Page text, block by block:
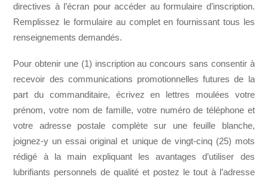
directives à l’écran pour accéder au formulaire d’inscription.
Remplissez le formulaire au complet en fournissant tous les
renseignements demandés.
Pour obtenir une (1) inscription au concours sans consentir à
recevoir des communications promotionnelles futures de la
part du commanditaire, écrivez en lettres moulées votre
prénom, votre nom de famille, votre numéro de téléphone et
votre adresse postale complète sur une feuille blanche,
joignez-y un essai original et unique de vingt-cinq (25) mots
rédigé à la main expliquant les avantages d’utiliser des
lubrifiants personnels de qualité et postez le tout à l’adresse